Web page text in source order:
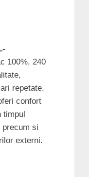
100%, 240
repetate.
confort
timpul
si
externi.